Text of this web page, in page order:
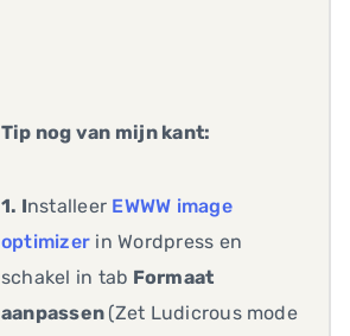
Tip nog van mijn kant:
1. Installeer EWWW image
optimizer in Wordpress en
schakel in tab Formaat
aanpassen (Zet Ludicrous mode